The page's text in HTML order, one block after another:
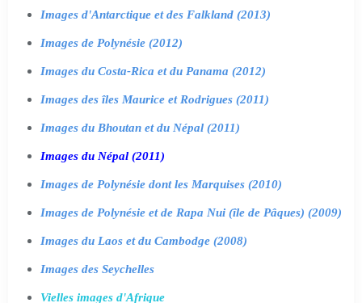
Images d'Antarctique et des Falkland (2013)
Images de Polynésie (2012)
Images du Costa-Rica et du Panama (2012)
Images des îles Maurice et Rodrigues (2011)
Images du Bhoutan et du Népal (2011)
Images du Népal (2011)
Images de Polynésie dont les Marquises (2010)
Images de Polynésie et de Rapa Nui (île de Pâques) (2009)
Images du Laos et du Cambodge (2008)
Images des Seychelles
Vielles images d'Afrique